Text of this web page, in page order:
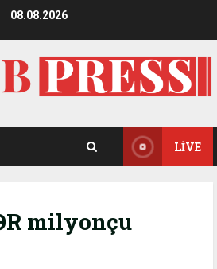
08.08.2026
LIVE
milyonçu